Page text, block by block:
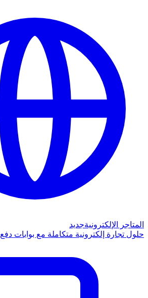
المتاجر الإلكترونيةجديد
حلول تجارة إلكترونية متكاملة مع بوابات دفع